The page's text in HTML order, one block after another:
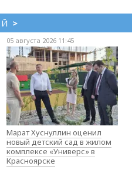
>
05 августа 2026 11:45
Марат Хуснуллин оценил
новый детский сад в жилом
комплексе «Универс» в
Красноярске